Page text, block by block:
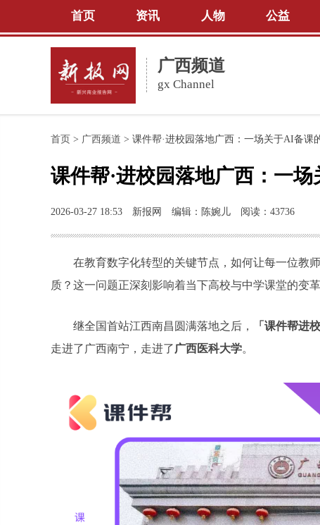
首页 资讯 人物 公益
广西频道
gx Channel
首页 > 广西频道 > 课件帮·进校园落地广西：一场关于AI备课
课件帮·进校园落地广西：一
2026-03-27 18:53 新报网 编辑：陈婉儿 阅读：43736
在教育数字化转型的关键节点，如何让每一位教
质？这一问题正深刻影响着当下高校与中学课堂的变革
继全国首站江西南昌圆满落地之后， 「课件帮进
走进了广西南宁，走进了 广西医科大学。